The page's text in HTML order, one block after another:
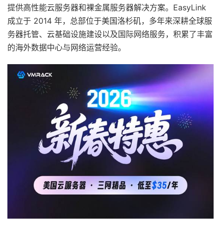
提供高性能云服务器和裸金属服务器解决方案。EasyLink
成立于 2014 年，总部位于美国洛杉矶，多年来深耕全球服
务器托管、云基础设施建设以及国际网络服务，积累了丰富
的海外数据中心与网络运营经验。